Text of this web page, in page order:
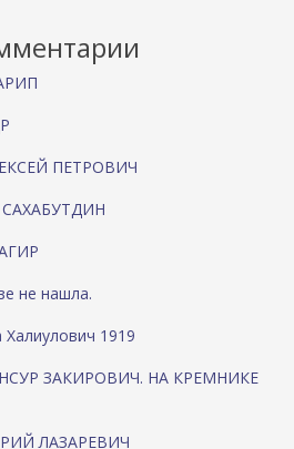
ПЕТРОВИЧ
не нашла.
Халиулович 1919
ЗАКИРОВИЧ. НА КРЕМНИКЕ
ЛАЗАРЕВИЧ